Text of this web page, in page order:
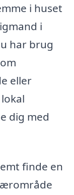
i huset
i
har brug
eller
dig med
finde en